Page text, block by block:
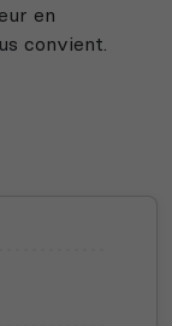
en
convient.